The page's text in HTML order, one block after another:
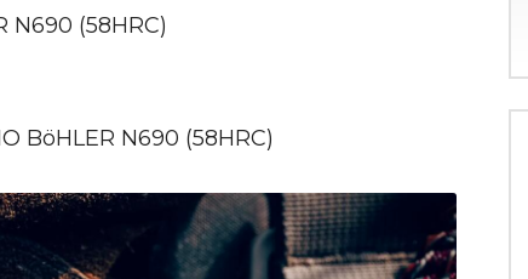
N690 (58HRC)
BöHLER N690 (58HRC)